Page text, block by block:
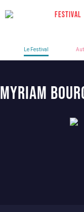
Festival
Le Festival
Myriam